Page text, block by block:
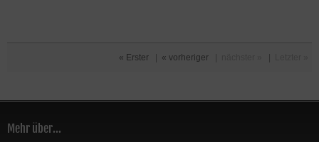
« Erster « vorheriger
Mehr über...